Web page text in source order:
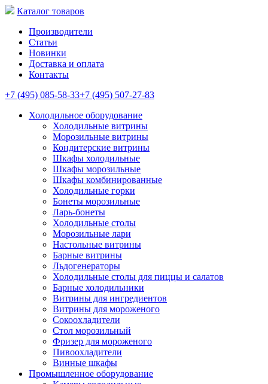
Каталог товаров
Производители
Статьи
Новинки
Доставка и оплата
Контакты
+7 (495) 085-58-33+7 (495) 507-27-83
Холодильное оборудование
Холодильные витрины
Морозильные витрины
Кондитерские витрины
Шкафы холодильные
Шкафы морозильные
Шкафы комбинированные
Холодильные горки
Бонеты морозильные
Ларь-бонеты
Холодильные столы
Морозильные лари
Настольные витрины
Барные витрины
Льдогенераторы
Холодильные столы для пиццы и салатов
Барные холодильники
Витрины для ингредиентов
Витрины для мороженого
Сокоохладители
Стол морозильный
Фризер для мороженого
Пивоохладители
Винные шкафы
Промышленное оборудование